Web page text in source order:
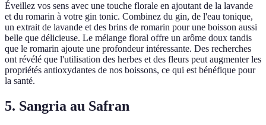
Éveillez vos sens avec une touche florale en ajoutant de la lavande
et du romarin à votre gin tonic. Combinez du gin, de l'eau tonique,
un extrait de lavande et des brins de romarin pour une boisson aussi
belle que délicieuse. Le mélange floral offre un arôme doux tandis
que le romarin ajoute une profondeur intéressante. Des recherches
ont révélé que l'utilisation des herbes et des fleurs peut augmenter les
propriétés antioxydantes de nos boissons, ce qui est bénéfique pour
la santé.
5. Sangria au Safran